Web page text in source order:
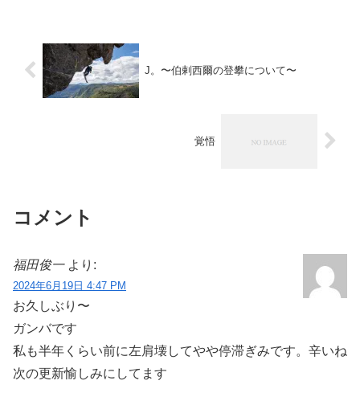
J。〜伯剌西爾の登攀について〜
覚悟
コメント
福田俊一 より:
2024年6月19日 4:47 PM
お久しぶり〜
ガンバです
私も半年くらい前に左肩壊してやや停滞ぎみです。辛いね
次の更新愉しみにしてます